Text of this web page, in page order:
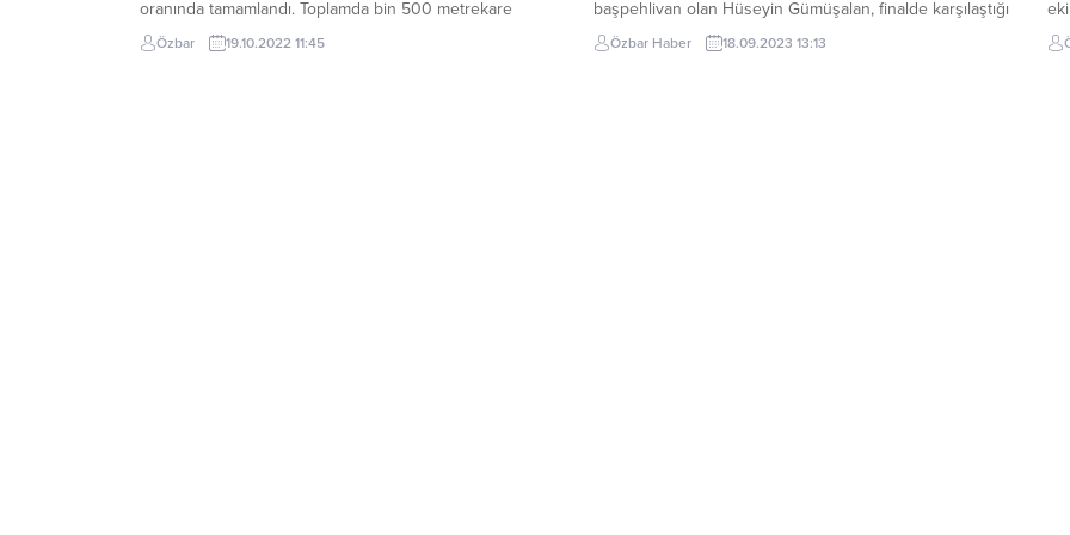
oranında tamamlandı. Toplamda bin 500 metrekare
alanda yürütülen çalışmaları yerinde inceleyen
Beylikdüzü Belediye Başkanı Mehmet Murat Çalık,
Özbar 19.10.2022 11:45
başpehlivan olan Hüseyin Gümüşalan, finalde karşılaştığı
Abdullah Güngör’ü mağlup ederek birinciliğe ulaştı.
Gümüşalan, üst üste üçüncü altın kemerini İBB Başkanı
Özbar Haber 18.09.2023 13:13